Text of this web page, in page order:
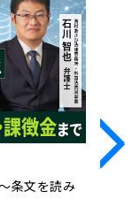
条文を読み
2026年